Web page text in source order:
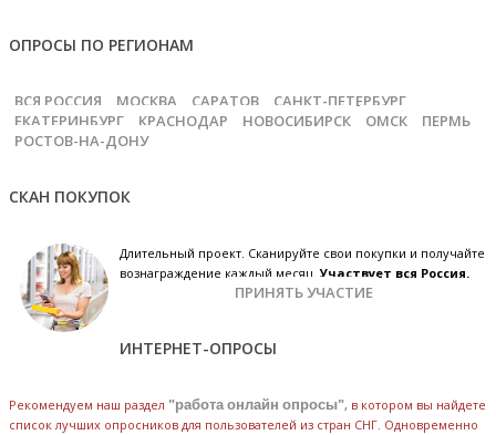
ОПРОСЫ ПО РЕГИОНАМ
ВСЯ РОССИЯ МОСКВА САРАТОВ
САНКТ-ПЕТЕРБУРГ
ЕКАТЕРИНБУРГ
КРАСНОДАР НОВОСИБИРСК ОМСК
ПЕРМЬ
РОСТОВ-НА-ДОНУ
СКАН ПОКУПОК
Длительный проект. Сканируйте свои покупки и получайте
вознаграждение каждый месяц.Участвует вся Россия.
ПРИНЯТЬ УЧАСТИЕ
ИНТЕРНЕТ-ОПРОСЫ
Рекомендуем наш раздел "работа онлайн опросы", в котором вы найдете
список лучших опросников для пользователей из стран СНГ. Одновременно